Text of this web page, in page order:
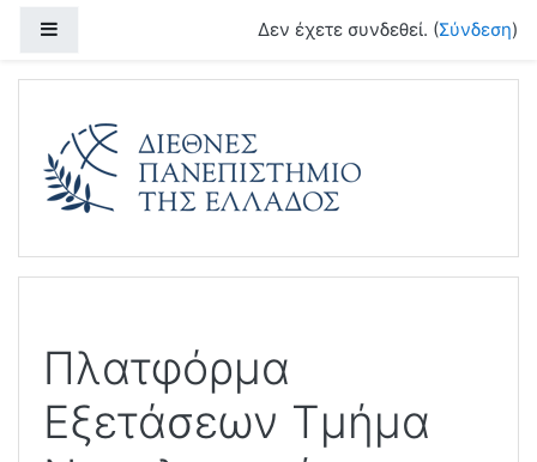
Δεν έχετε συνδεθεί. (Σύνδεση)
Πλατφόρμα
Εξετάσεων Τμήμα